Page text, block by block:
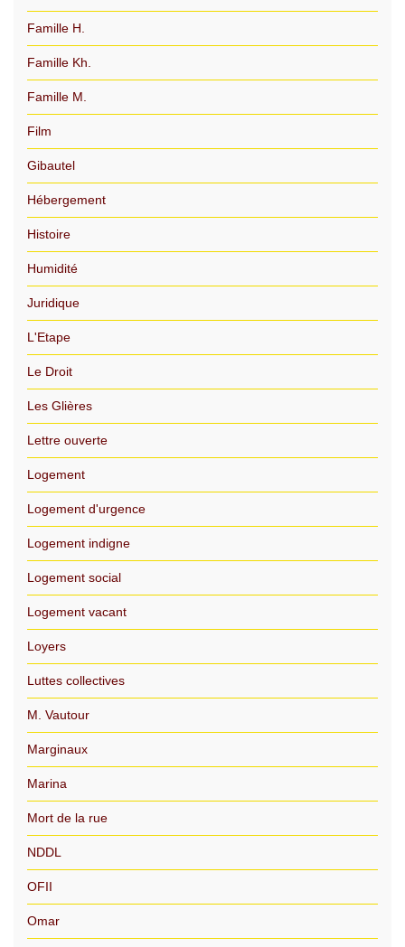
Famille H.
Famille Kh.
Famille M.
Film
Gibautel
Hébergement
Histoire
Humidité
Juridique
L'Etape
Le Droit
Les Glières
Lettre ouverte
Logement
Logement d'urgence
Logement indigne
Logement social
Logement vacant
Loyers
Luttes collectives
M. Vautour
Marginaux
Marina
Mort de la rue
NDDL
OFII
Omar